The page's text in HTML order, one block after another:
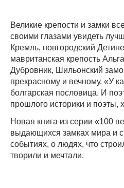
Великие крепости и замки
своими глазами увидеть
Кремль, новгородский
мавританская крепость
Дубровник, Шильонский
прекрасному и вечному. «У
болгарская пословица. И
прошлого историки и поэты,
Новая книга из серии «100
выдающихся замках мира и
событиях, о людях, что
творили и мечтали.